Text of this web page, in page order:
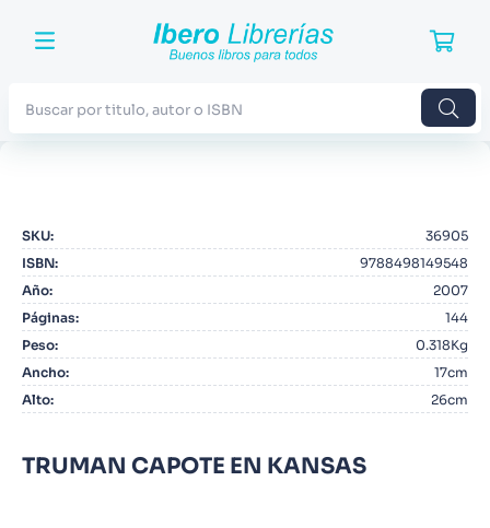
SKU:
36905
ISBN:
9788498149548
Año:
2007
Páginas:
144
Peso:
0.318Kg
Ancho:
17cm
Alto: 26cm
TRUMAN CAPOTE EN KANSAS
2. Blue Lock
3.
4. Odisea
5. Manga
6.
8.
Noches Blancas